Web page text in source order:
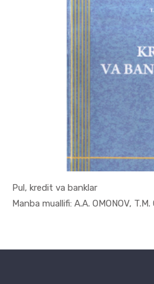
Pul, kredit va banklar
Manba muallifi: A.A. OMONOV, T.M.
In